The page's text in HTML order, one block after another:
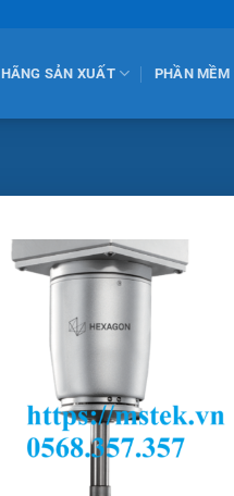
HÃNG SẢN XUẤT PHẦN MỀM